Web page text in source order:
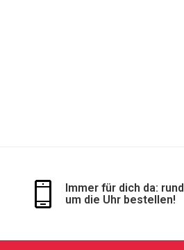
Immer für dich da: rund
um die Uhr bestellen!